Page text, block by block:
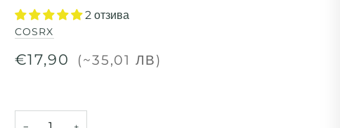
2 отзива
COSRX
€17,90 (~35,01 ЛВ)